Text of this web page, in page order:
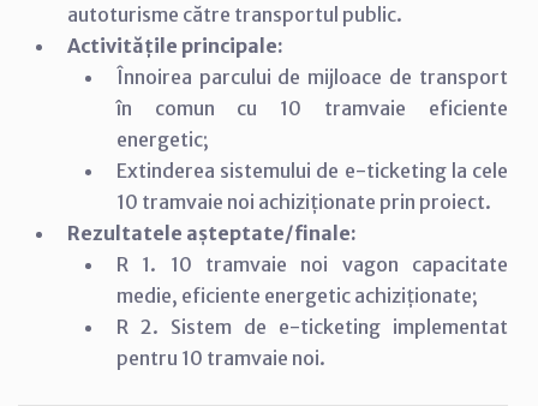
autoturisme către transportul public.
Activitățile principale:
Înnoirea parcului de mijloace de transport
în comun cu 10 tramvaie eficiente
energetic;
Extinderea sistemului de e-ticketing la cele
10 tramvaie noi achiziționate prin proiect.
Rezultatele așteptate/finale:
R 1. 10 tramvaie noi vagon capacitate
medie, eficiente energetic achiziționate;
R 2. Sistem de e-ticketing implementat
pentru 10 tramvaie noi.